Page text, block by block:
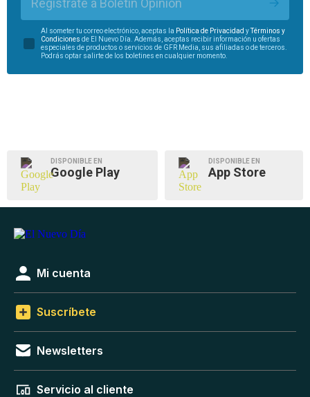
Al someter tu correo electrónico, aceptas la Política de Privacidad yTérminos y
Condiciones de El Nuevo Día. Además, aceptas recibir información u ofertas
especiales de productos o servicios de GFR Media, sus afiliadas o de terceros.
Podrás optar salirte de los boletines en cualquier momento.
DISPONIBLE EN
Google Play
DISPONIBLE EN
App Store
Mi cuenta
Suscríbete
Newsletters
Servicio al cliente